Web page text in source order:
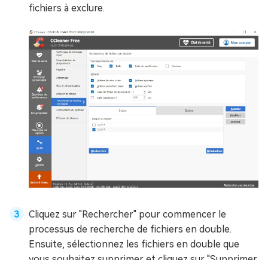
fichiers à exclure.
Cliquez sur "Rechercher" pour commencer le
processus de recherche de fichiers en double.
Ensuite, sélectionnez les fichiers en double que